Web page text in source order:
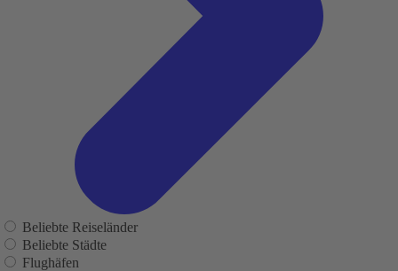
Beliebte Reiseländer
Beliebte Städte
Flughäfen